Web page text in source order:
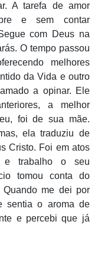
A tarefa de amor
e sem contar
com Deus na
O tempo passou
melhores
da Vida e outro
a opinar. Ele
a melhor
foi de sua mãe.
ela traduziu de
Cristo. Foi em atos
e trabalho o seu
tomou conta do
me dei por
sentia o aroma de
e percebi que já